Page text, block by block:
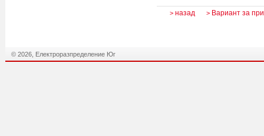
> назад > Вариант за
© 2026, Електроразпределение Юг